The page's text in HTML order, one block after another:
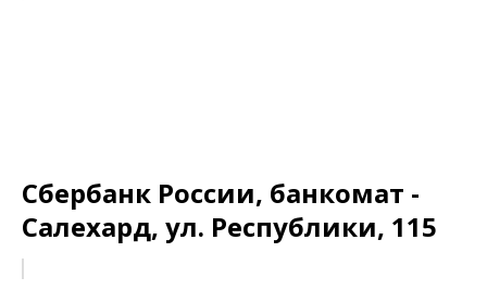
Сбербанк России, банкомат -
Салехард, ул. Республики, 115